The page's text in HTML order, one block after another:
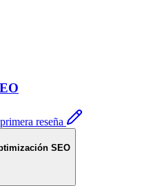
reseña
SEO